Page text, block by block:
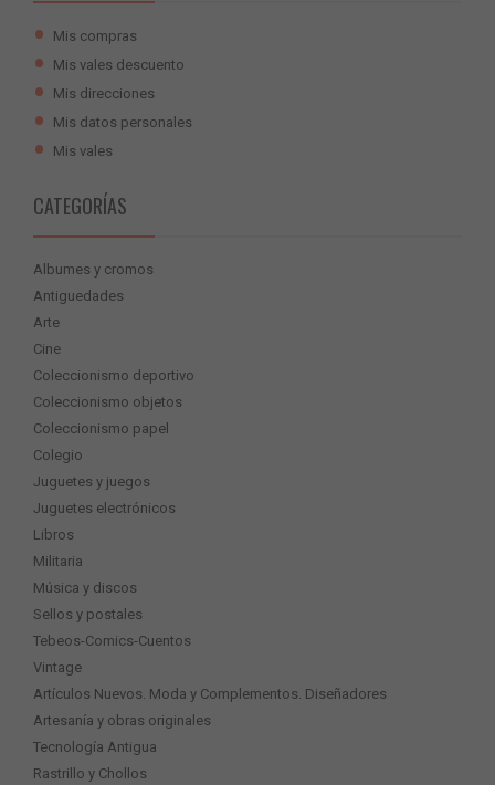
Mis compras
Mis vales descuento
Mis direcciones
Mis datos personales
Mis vales
CATEGORÍAS
Albumes y cromos
Antiguedades
Arte
Cine
Coleccionismo deportivo
Coleccionismo objetos
Coleccionismo papel
Colegio
Juguetes y juegos
Juguetes electrónicos
Libros
Militaria
Música y discos
Sellos y postales
Tebeos-Comics-Cuentos
Vintage
Artículos Nuevos. Moda y Complementos. Diseñadores
Artesanía y obras originales
Tecnología Antigua
Rastrillo y Chollos